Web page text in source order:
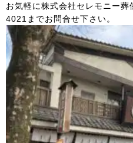
お気軽に株式会社セレモニー
4021までお問合せ下さい。